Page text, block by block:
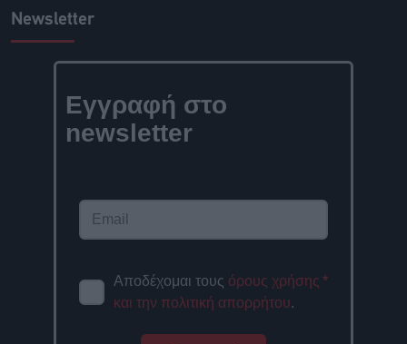
Newsletter
Εγγραφή στο
newsletter
Αποδέχομαι τους όρους χρήσης
και την πολιτική απορρήτου.
*